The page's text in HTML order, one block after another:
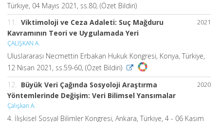
Türkiye, 04 Mayıs 2021, ss.80, (Özet Bildiri)
2021
11.
Viktimoloji ve Ceza Adaleti: Suç Mağduru
Kavramının Teori ve Uygulamada Yeri
ÇALIŞKAN A.
Uluslararası Necmettin Erbakan Hukuk Kongresi, Konya, Türkiye,
12 Nisan 2021, ss.59-60, (Özet Bildiri)
2020
12. Büyük Veri Çağında Sosyoloji Araştırma
Yöntemlerinde Değişim: Veri Bilimsel Yansımalar
Çalışkan A.
4. İlişkisel Sosyal Bilimler Kongresi, Ankara, Türkiye, 4 - 06 Kasım